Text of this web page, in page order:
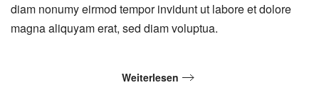
diam nonumy eirmod tempor invidunt ut labore et dolore
magna aliquyam erat, sed diam voluptua.
Weiterlesen